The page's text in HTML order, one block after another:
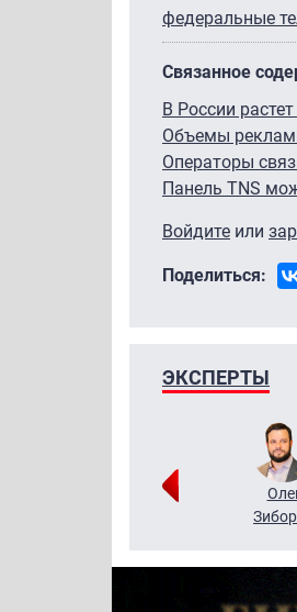
федеральные
Связанное
В России
Объемы
Операторы
Панель TNS
Войдите или
Поделиться:
ЭКСПЕРТЫ